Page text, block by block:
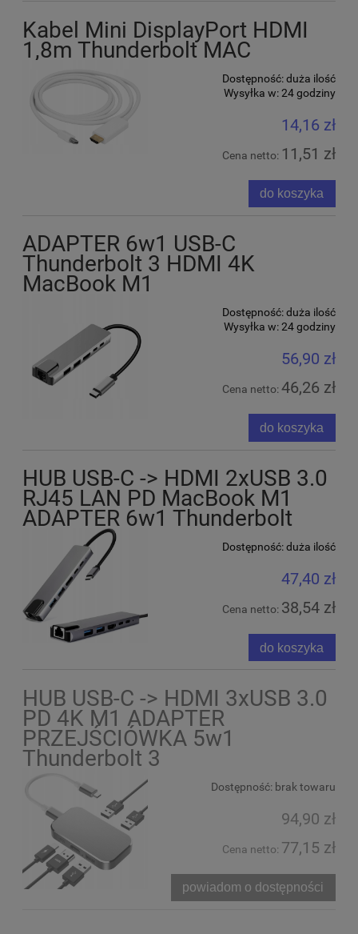
Kabel Mini DisplayPort HDMI
1,8m Thunderbolt MAC
Dostępność:duża ilość
Wysyłka w:24 godziny
14,16 zł
Cena netto: 11,51 zł
do koszyka
ADAPTER 6w1 USB-C
Thunderbolt 3 HDMI 4K
MacBook M1
Dostępność:duża ilość
Wysyłka w:24 godziny
56,90 zł
Cena netto:46,26 zł
do koszyka
HUB USB-C -> HDMI 2xUSB 3.0
RJ45 LAN PD MacBook M1
ADAPTER 6w1 Thunderbolt
Dostępność:duża ilość
47,40 zł
Cena netto: 38,54 zł
do koszyka
HUB USB-C -> HDMI 3xUSB 3.0
PD 4K M1 ADAPTER
PRZEJŚCIÓWKA 5w1
Thunderbolt 3
Dostępność: brak towaru
94,90 zł
Cena netto: 77,15 zł
powiadom o dostępności